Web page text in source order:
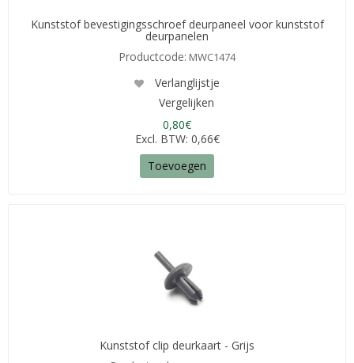
Kunststof bevestigingsschroef deurpaneel voor kunststof
deurpanelen
Productcode: MWC1474
Verlanglijstje
Vergelijken
0,80€
Excl. BTW: 0,66€
Toevoegen
Kunststof clip deurkaart - Grijs